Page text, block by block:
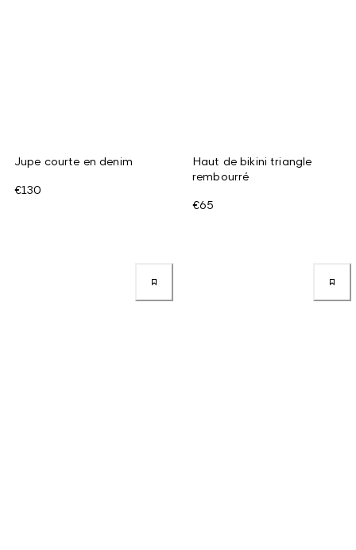
Jupe courte en denim
€130
Haut de bikini triangle
rembourré
€65